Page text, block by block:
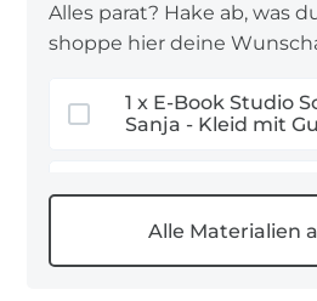
: atmungsaktiv,
In meinem Nähbeispiel nähe
der Größe 38 / 40 ( M ) aus
Alles parat? Hake ab, was
shoppe hier deine
1 x E-Book Studio Schnittreif Frau
Sanja - Kleid mit
1,9 m Leinenstoffe